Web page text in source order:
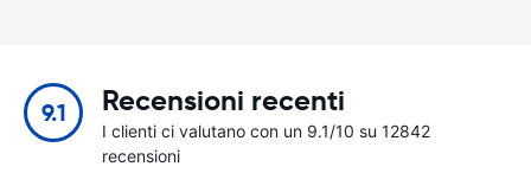
9.1 Recensioni recenti
I clienti ci valutano con un 9.1/10 su 12842
recensioni